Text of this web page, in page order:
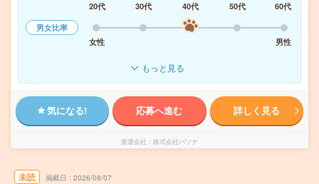
20代
30代 40代 50代
60代
男女比率
女性
男性
もっと見る
気になる! 応募へ進む 詳しく見る
派遣会社 株式会社パソナ
未読 掲載日 2026/08/07